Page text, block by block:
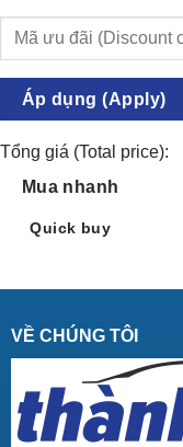
Áp dụng (Apply)
Tổng giá (Total price):
Mua nhanh
Quick buy
VỀ CHÚNG TÔI